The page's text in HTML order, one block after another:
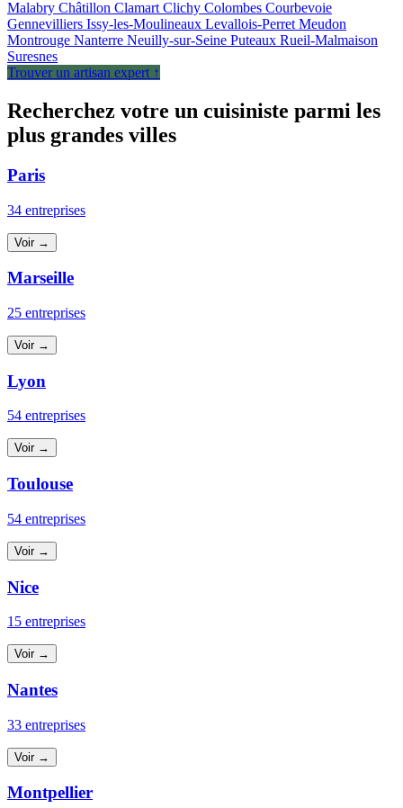
Malabry Châtillon Clamart Clichy Colombes Courbevoie
Gennevilliers Issy-les-Moulineaux Levallois-Perret Meudon
Montrouge Nanterre Neuilly-sur-Seine Puteaux Rueil-Malmaison
Suresnes
Trouver un artisan expert ↑
Recherchez votre un cuisiniste parmi les
plus grandes villes
Paris
34 entreprises
Voir →
Marseille
25 entreprises
Voir →
Lyon
54 entreprises
Voir →
Toulouse
54 entreprises
Voir →
Nice
15 entreprises
Voir →
Nantes
33 entreprises
Voir →
Montpellier